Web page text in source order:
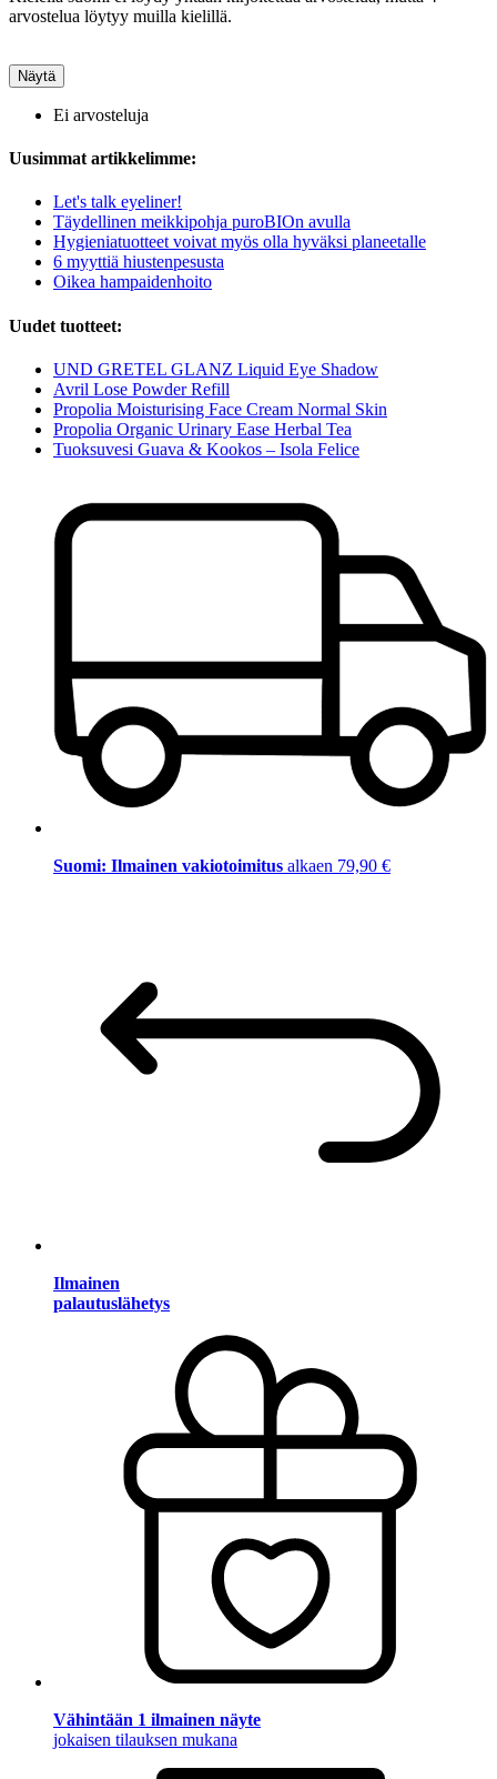
arvostelua löytyy muilla kielillä.
Näytä
Ei arvosteluja
Uusimmat artikkelimme:
Let's talk eyeliner!
Täydellinen meikkipohja puroBIOn avulla
Hygieniatuotteet voivat myös olla hyväksi planeetalle
6 myyttiä hiustenpesusta
Oikea hampaidenhoito
Uudet tuotteet:
UND GRETEL GLANZ Liquid Eye Shadow
Avril Lose Powder Refill
Propolia Moisturising Face Cream Normal Skin
Propolia Organic Urinary Ease Herbal Tea
Tuoksuvesi Guava & Kookos – Isola Felice
Suomi: Ilmainen vakiotoimitus alkaen 79,90 €
Ilmainen
palautuslähetys
Vähintään 1 ilmainen näyte
jokaisen tilauksen mukana